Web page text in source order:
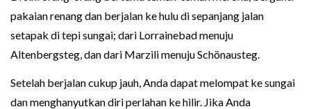
pakaian renang dan berjalan ke hulu di sepanjang jalan
setapak di tepi sungai; dari Lorrainebad menuju
Altenbergsteg, dan dari Marzili menuju Schönausteg.
Setelah berjalan cukup jauh, Anda dapat melompat ke sungai
dan menghanyutkan diri perlahan ke hilir. Jika Anda